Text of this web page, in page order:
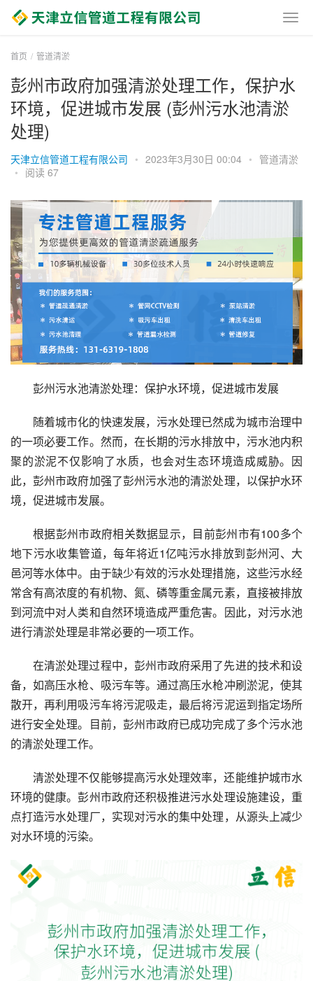
首页 管道清淤
彭州市政府加强清淤处理工作，保护水
环境，促进城市发展 (彭州污水池清淤
处理)
天津立信管道工程有限公司 • 2023年3月30日 00:04 • 管道清淤
• 阅读 67
彭州污水池清淤处理：保护水环境，促进城市发展
随着城市化的快速发展，污水处理已然成为城市治理中
的一项必要工作。然而，在长期的污水排放中，污水池内积
聚的淤泥不仅影响了水质，也会对生态环境造成威胁。因
此，彭州市政府加强了彭州污水池的清淤处理，以保护水环
境，促进城市发展。
根据彭州市政府相关数据显示，目前彭州市有100多个
地下污水收集管道，每年将近1亿吨污水排放到彭州河、大
邑河等水体中。由于缺少有效的污水处理措施，这些污水经
常含有高浓度的有机物、氮、磷等重金属元素，直接被排放
到河流中对人类和自然环境造成严重危害。因此，对污水池
进行清淤处理是非常必要的一项工作。
在清淤处理过程中，彭州市政府采用了先进的技术和设
备，如高压水枪、吸污车等。通过高压水枪冲刷淤泥，使其
散开，再利用吸污车将污泥吸走，最后将污泥运到指定场所
进行安全处理。目前，彭州市政府已成功完成了多个污水池
的清淤处理工作。
清淤处理不仅能够提高污水处理效率，还能维护城市水
环境的健康。彭州市政府还积极推进污水处理设施建设，重
点打造污水处理厂，实现对污水的集中处理，从源头上减少
对水环境的污染。